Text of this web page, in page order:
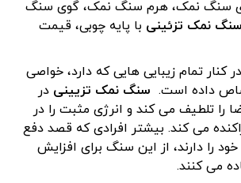
سنگ نمک، هرم سنگ نمک، گوی سنگ
سنگ نمک تزئینی با پایه چوبی، قیمت
تمام زیبایی هایی که دارد، خواصی
داده است. سنگ نمک تزیینی در
را تلطیف می کند و انرژی مثبت را در
می کند. بیشتر افرادی که قصد دفع
را دارند، از این سنگ برای افزایش
می کنند.